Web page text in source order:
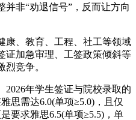
非“劝退信号”，反而让方向
、教育、工程、社工等领域
证加急审理、工签政策倾斜等
竞争。
年学生签证与院校录取的
思需达6.0(单项≥5.0)，且仅
要求雅思6.5(单项≥5.5)，单